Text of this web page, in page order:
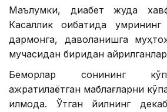
Маълумки, диабет жуда
Касаллик оқибатида
дармонга, даволанишга
мучасидан биридан
Беморлар сонининг
ажратилаётган маблағларни
қилмоқда. Ўтган йилнинг